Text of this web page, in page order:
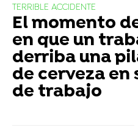
TERRIBLE ACCIDENTE
El momento
en que un
derriba una
de cerveza en
de trabajo